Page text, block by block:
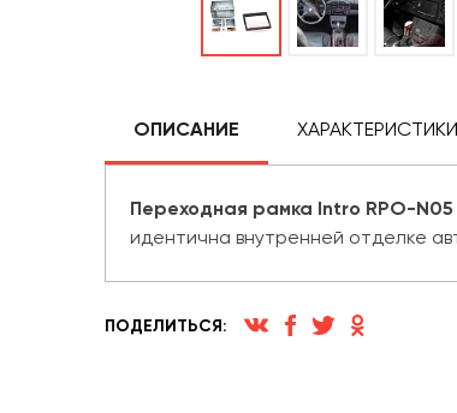
ОПИСАНИЕ ХАРАКТЕРИСТИКИ
Переходная рамка Intro RPO-N05
идентична внутренней отделке
ПОДЕЛИТЬСЯ: